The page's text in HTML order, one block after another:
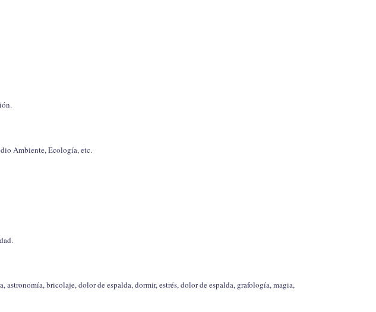
Ambiente, Ecología, etc.
bricolaje, dolor de espalda, dormir, estrés, dolor de espalda, grafología, magia,